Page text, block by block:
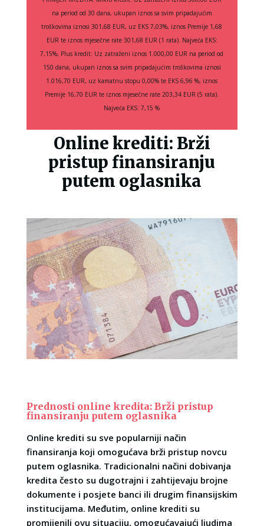
na period od 30 dana, ukupan iznos sa svim pripadajućim
troškovima iznosi 301,68 EUR, uz EKS 7,03%, iznos Premije 1,68
EUR te iznos mjesečne rate 301,68 EUR (1 rata). Najveća EKS:
7,15%, Plus kredit: Uz zatraženi iznos 1.000,00 EUR na period od
150 dana, ukupan iznos sa svim pripadajućim troškovima iznosi
1.016,70 EUR, uz kamatnu stopu 0,00% te EKS 6,96 %, iznos
Premije 16,70 EUR te iznos mjesečne rate 203,34 EUR (5 rata).
Najveća EKS: 7,15 %
Online krediti: Brži
pristup finansiranju
putem oglasnika
Prednosti online kredita: Brži pristup
finansiranju putem oglasnika
Online krediti su sve popularniji način
finansiranja koji omogućava brži pristup novcu
putem oglasnika. Tradicionalni načini dobivanja
kredita često su dugotrajni i zahtijevaju brojne
dokumente i posjete banci ili drugim finansijskim
institucijama. Međutim, online krediti su
promijenili ovu situaciju, omogućavajući ljudima